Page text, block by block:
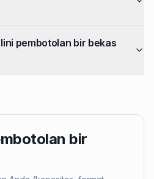
pembotolan bir bekas
bir